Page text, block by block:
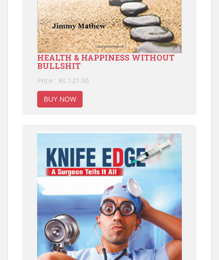
HEALTH & HAPPINESS WITHOUT
BULLSHIT
Price : Rs 121.00
BUY NOW